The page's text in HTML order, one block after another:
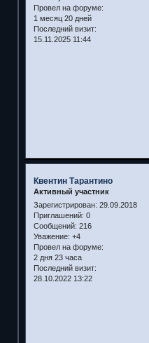
Провел на форуме:
1 месяц 20 дней
Последний визит:
15.11.2025 11:44
Квентин Тарантино
Активный участник
Зарегистрирован: 29.09.2018
Приглашений: 0
Сообщений: 216
Уважение: +4
Провел на форуме:
2 дня 23 часа
Последний визит:
28.10.2022 13:22